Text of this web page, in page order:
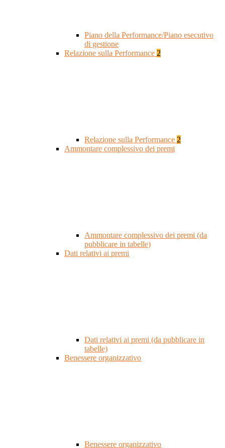
Piano della Performance/Piano esecutivo
di gestione
Relazione sulla Performance 2
Relazione sulla Performance 2
Ammontare complessivo dei premi
Ammontare complessivo dei premi (da
pubblicare in tabelle)
Dati relativi ai premi
Dati relativi ai premi (da pubblicare in
tabelle)
Benessere organizzativo
Benessere organizzativo